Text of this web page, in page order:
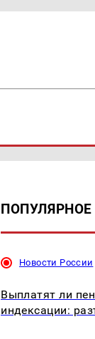
ПОПУЛЯРНОЕ
Новости России
Выплатят ли
индексации: